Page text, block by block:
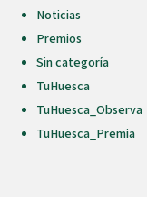
Noticias
Premios
Sin categoría
TuHuesca
TuHuesca_Observa
TuHuesca_Premia